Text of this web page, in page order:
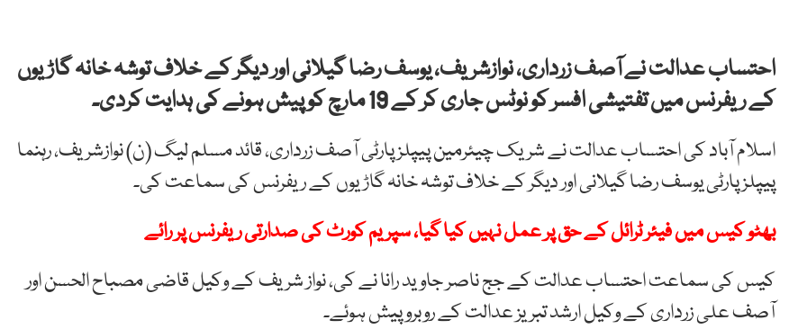
احتساب عدالت نے آصف زرداری، نوازشریف، یوسف رضا گیلانی اور دیگر کے خلاف توشہ خانہ گاڑیوں
کے ریفرنس میں تفتیشی افسر کو نوٹس جاری کر کے 19 مارچ کو پیش ہونے کی ہدایت کردی۔
اسلام آباد کی احتساب عدالت نے شریک چیئرمین پیپلز پارٹی آصف زرداری، قائد مسلم لیگ (ن) نوازشریف، رہنما
پیپلز پارٹی یوسف رضا گیلانی اور دیگر کے خلاف توشہ خانہ گاڑیوں کے ریفرنس کی سماعت کی۔
بھٹو کیس میں فیئر ٹرائل کے حق پر عمل نہیں کیا گیا، سپریم کورٹ کی صدارتی ریفرنس پر رائے
کیس کی سماعت احتساب عدالت کے جج ناصر جاوید رانا نے کی، نواز شریف کے وکیل قاضی مصباح الحسن اور
آصف علی زرداری کے وکیل ارشد تبریز عدالت کے روبرو پیش ہوئے۔